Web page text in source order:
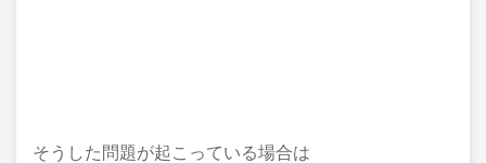
そうした問題が起こっている場合は